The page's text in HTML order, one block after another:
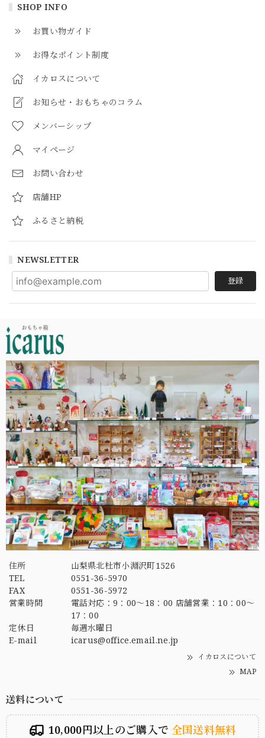
SHOP INFO
お買い物ガイド
お得なポイント制度
イカロスについて
お知らせ・おもちゃのコラム
メンバーシップ
マイページ
お問い合わせ
店舗HP
ふるさと納税
NEWSLETTER
登録
住所
山梨県北杜市小淵沢町1526
TEL
0551-36-5970
FAX
0551-36-5972
営業時間
電話対応：9：00～18：00 店舗営業：10：00～
17：00
定休日
毎週水曜日
E-mail
icarus@office.email.ne.jp
イカロスについて
MAP
送料について
10,000円以上のご購入で 全国送料無料